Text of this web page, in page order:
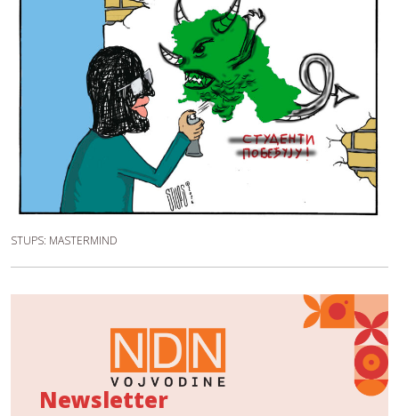
STUPS: MASTERMIND
Newsletter